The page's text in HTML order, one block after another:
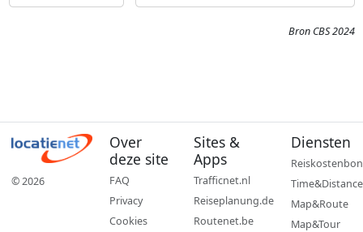
Bron CBS 2024
© 2026
Over
deze site
FAQ
Privacy
Cookies
Sites &
Apps
Trafficnet.nl
Reiseplanung.de
Routenet.be
Diensten
Reiskostenbon
Time&Distance
Map&Route
Map&Tour